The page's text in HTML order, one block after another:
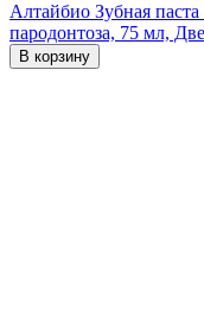
Алтайбио Зубная
пародонтоза, 75 мл,
В корзину